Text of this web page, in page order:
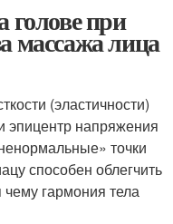
голове при
массажа лица
(эластичности)
эпицентр напряжения
точки
способен облегчить
чему гармония тела